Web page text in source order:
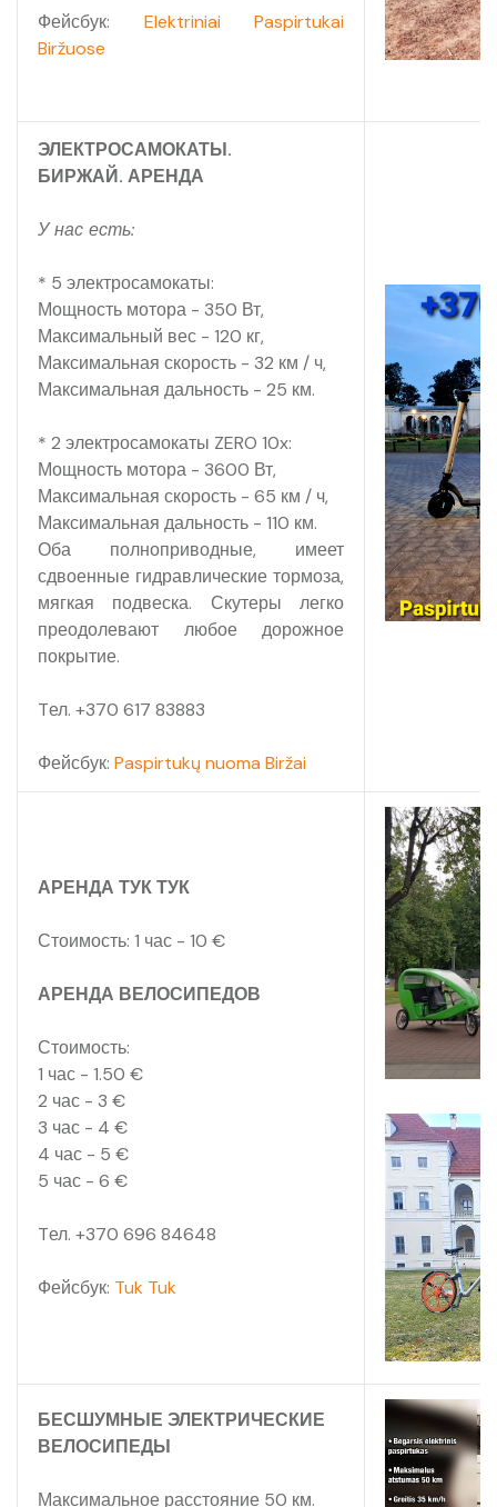
Фейсбук: Elektriniai Paspirtukai
Biržuose
ЭЛЕКТРОСАМОКАТЫ.
БИРЖАЙ. АРЕНДА
У нас есть:
* 5 электросамокаты:
Мощность мотора - 350 Вт,
Максимальный вес - 120 кг,
Максимальная скорость - 32 км / ч,
Максимальная дальность - 25 км.
* 2 электросамокаты ZERO 10x:
Мощность мотора - 3600 Вт,
Максимальная скорость - 65 км / ч,
Максимальная дальность - 110 км.
Оба полноприводные, имеет
сдвоенные гидравлические тормоза,
мягкая подвеска. Скутеры легко
преодолевают любое дорожное
покрытие.
Tел. +370 617 83883
Фейсбук: Paspirtukų nuoma Biržai
АРЕНДА ТУК ТУК
Стоимость: 1 час - 10 €
АРЕНДА ВЕЛОСИПЕДОВ
Стоимость:
1 час - 1.50 €
2 час - 3 €
3 час - 4 €
4 час - 5 €
5 час - 6 €
Tел. +370 696 84648
Фейсбук: Tuk Tuk
БЕСШУМНЫЕ ЭЛЕКТРИЧЕСКИЕ
ВЕЛОСИПЕДЫ
Максимальное расстояние 50 км.